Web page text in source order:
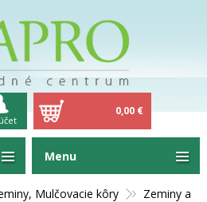
0,00 €
Mulčovacie kôry
Zeminy a
Menu